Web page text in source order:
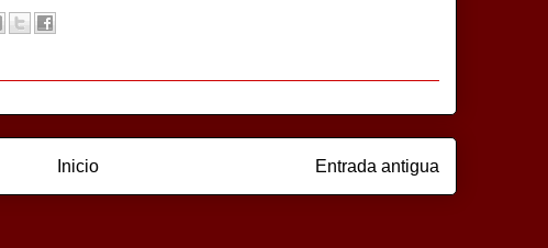
Entrada antigua
Inicio